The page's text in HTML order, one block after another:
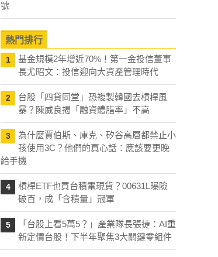
號
熱門排行
1
基金規模2年增近70%！第一金投信董事
長尤昭文：投信迎向大資產管理時代
2
台股「四貸同堂」恐複製韓國去槓桿風
暴？陳威良揭「融資體脂率」不高
3
為什麼賈伯斯、庫克、矽谷高層都禁止小
孩使用3C？他們的真心話：應該要更晚
給手機
4
槓桿ETF也買台積電現貨？00631L曝險
破百，成「含積量」冠軍
5
「台股上看5萬5？」產業隊長張捷：AI重
新定價台股！下半年聚焦3大關鍵零組件